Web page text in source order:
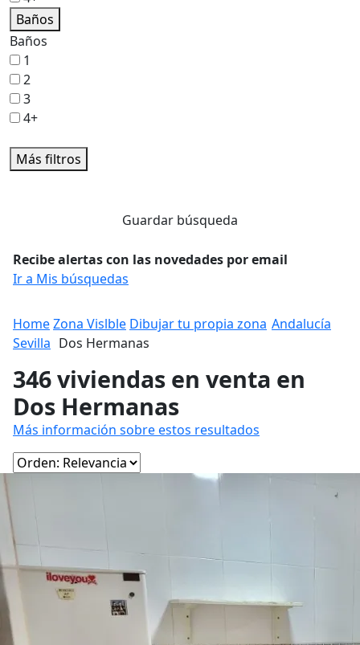
Baños
Baños
1
2
3
4+
Más filtros
Guardar búsqueda
Recibe alertas con las novedades por email
Ir a Mis búsquedas
HomeZona Vislble Dibujar tu propia zona Andalucía
Sevilla Dos Hermanas
346 viviendas en venta en
Dos Hermanas
Más información sobre estos resultados